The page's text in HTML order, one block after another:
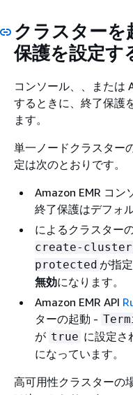
クラスターを
保護を設定す
コンソール、、または
するときに、終了保護
ます。
単一ノードクラスター
定は次のとおりです。
Amazon EMR コ
終了保護はデフォ
によるクラスター
create-cluster
protected が指
無効になります。
Amazon EMR API
ターの起動 -
が true に設定さ
になっています。
高可用性クラスターの